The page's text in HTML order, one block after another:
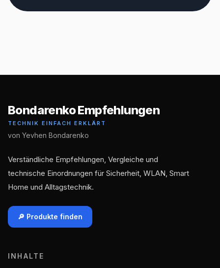
Bondarenko Empfehlungen
TECHNIK EINFACH ERKLÄRT
von Yevhen Bondarenko
Verständliche Empfehlungen, Vergleiche und
technische Einordnungen für Sicherheit, WLAN, Smart
Home und Alltagstechnik.
🔎 Produkte finden
INHALTE